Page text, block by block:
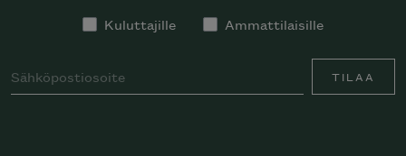
Kuluttajille Ammattilaisille
TILAA